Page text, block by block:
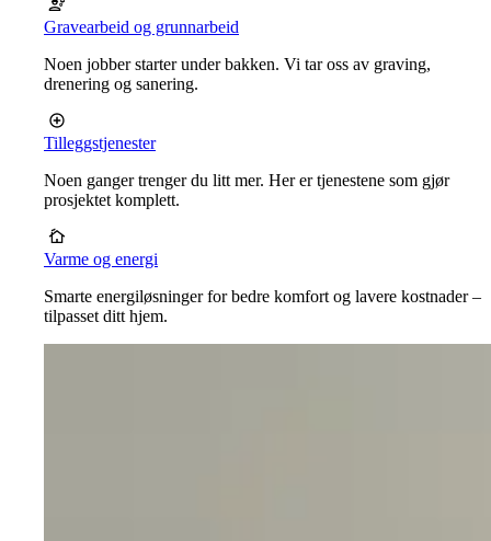
Gravearbeid og grunnarbeid
Noen jobber starter under bakken. Vi tar oss av graving,
drenering og sanering.
Tilleggstjenester
Noen ganger trenger du litt mer. Her er tjenestene som gjør
prosjektet komplett.
Varme og energi
Smarte energiløsninger for bedre komfort og lavere kostnader –
tilpasset ditt hjem.